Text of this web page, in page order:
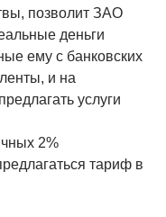
позволит ЗАО
деньги
ему с банковских
и на
услуги
2%
тариф в